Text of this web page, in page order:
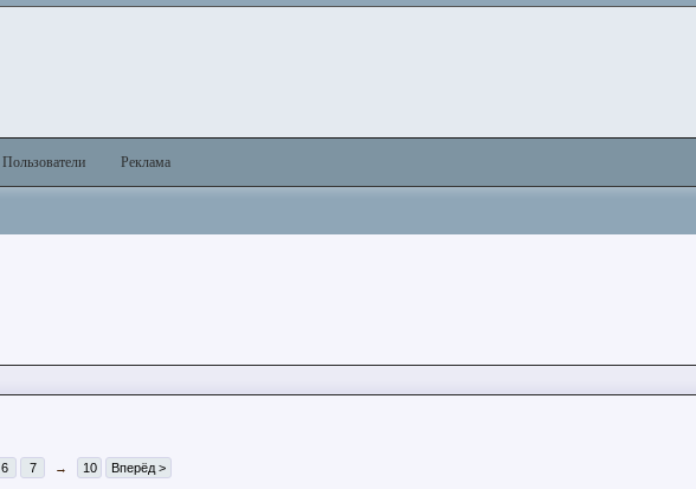
6 7 → 10 Вперёд >
Пользователи Реклама